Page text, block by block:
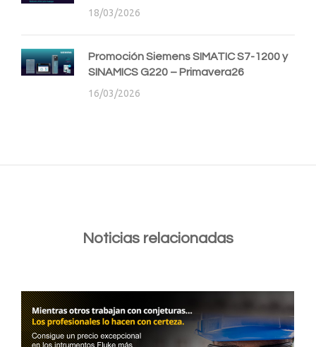
18/03/2026
Promoción Siemens SIMATIC S7-1200 y
SINAMICS G220 – Primavera26
16/03/2026
Noticias relacionadas